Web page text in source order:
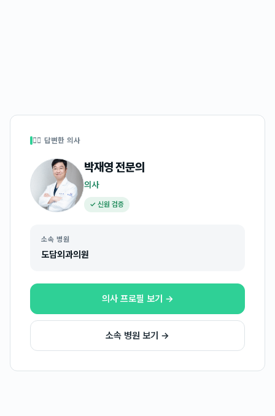
👩‍⚕️ 답변한 의사
박재영전문의
의사
✓ 신원 검증
소속 병원
도담외과의원
의사 프로필 보기 →
소속 병원 보기 →